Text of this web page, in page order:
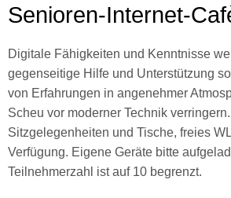
Senioren-Internet-
Digitale Fähigkeiten und Kenntnisse
gegenseitige Hilfe und Unterstützung
von Erfahrungen in angenehmer
Scheu vor moderner Technik
Sitzgelegenheiten und Tische, freies
Verfügung. Eigene Geräte bitte
Teilnehmerzahl ist auf 10 begrenzt.